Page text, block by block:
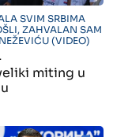
SVIM SRBIMA
ZAHVALAN SAM
(VIDEO)
miting u